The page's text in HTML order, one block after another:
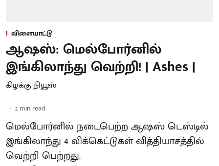
விளையாட்டு
ஆஷஸ்: மெல்போர்னில்
இங்கிலாந்து வெற்றி! | Ashes |
கிழக்கு நியூஸ்
2 min read
மெல்போர்னில் நடைபெற்ற ஆஷஸ் டெஸ்டில்
இங்கிலாந்து 4 விக்கெட்டுகள் வித்தியாசத்தில்
வெற்றி பெற்றது.